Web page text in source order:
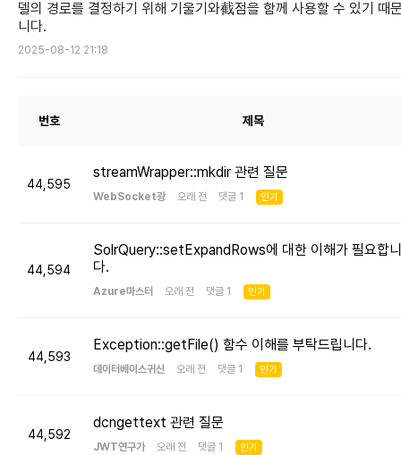
델의 경로를 결정하기 위해 기울기와截점을 함께 사용할 수 있기 때
니다.
2025-08-12 21:18
번호 제목
44,595
streamWrapper::mkdir 관련 질문
WebSocket광 오래 전 댓글 1 인기
44,594
SolrQuery::setExpandRows에 대한 이해가 필요합니
다.
Azure마스터 오래 전 댓글 1 인기
44,593
Exception::getFile() 함수 이해를 부탁드립니다.
데이터베이스귀신 오래 전 댓글 1 인기
44,592
dcngettext 관련 질문
JWT연구가 오래 전 댓글 1 인기